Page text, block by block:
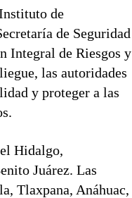
de
de Seguridad
Integral de Riesgos y
las autoridades
y proteger a las
Hidalgo,
Juárez. Las
Tlaxpana, Anáhuac,